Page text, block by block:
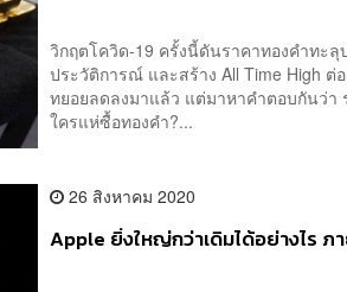
วิกฤตโควิด-19 ครั้งนี้ดันราคาทองคำทะลุ
ประวัติการณ์ และสร้าง All Time High ต่
ทยอยลดลงมาแล้ว แต่มาหาคำตอบกันว่า
ใครแห่ซื้อทองคำ?...
26 สิงหาคม 2020
Apple ยิ่งใหญ่กว่าเดิมได้อย่างไร ภ